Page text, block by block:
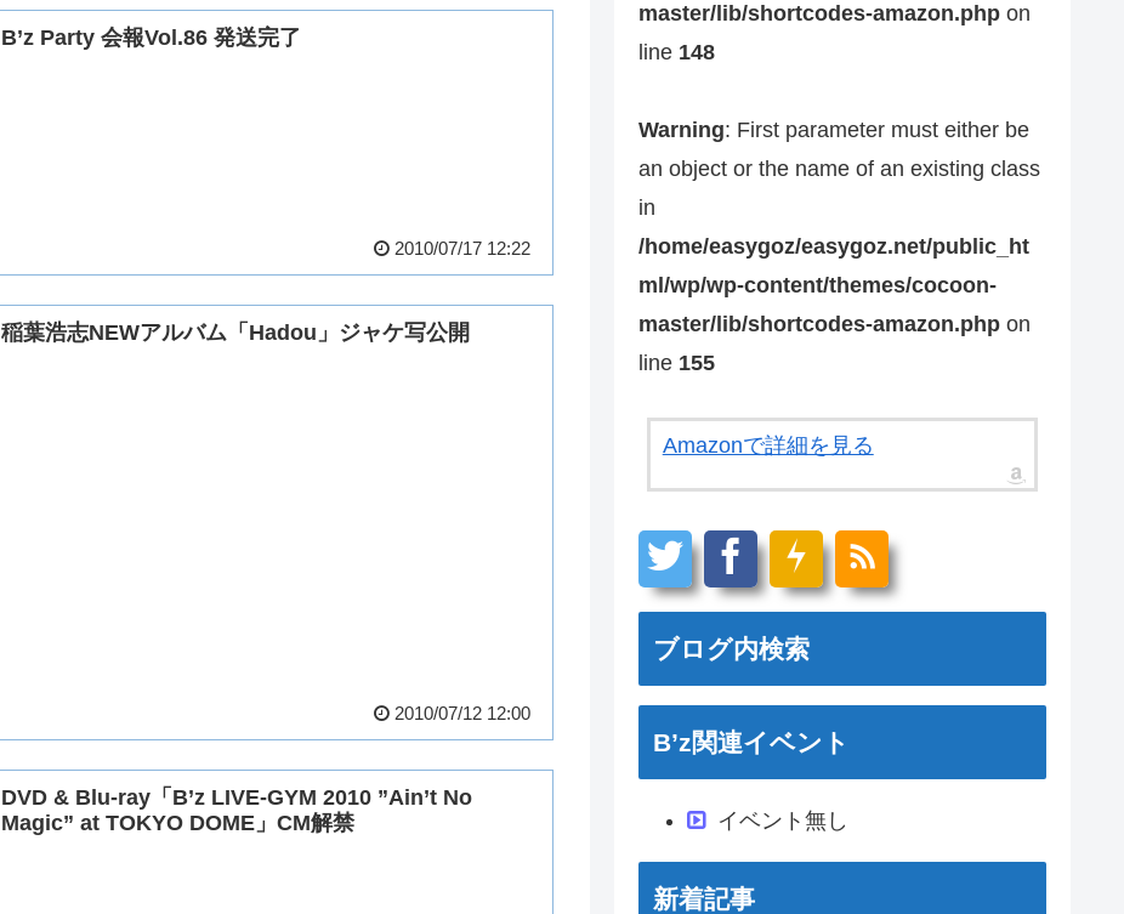
B’z Party 会報Vol.86 発送完了
2010/07/17 12:22
稲葉浩志NEWアルバム「Hadou」ジャケ写公開
2010/07/12 12:00
DVD & Blu-ray「B’z LIVE-GYM 2010 ”Ain’t No
Magic” at TOKYO DOME」CM解禁
master/lib/shortcodes-amazon.php on
line 148
Warning: First parameter must either be
an object or the name of an existing class
in
/home/easygoz/easygoz.net/public_ht
ml/wp/wp-content/themes/cocoon-
master/lib/shortcodes-amazon.php on
line 155
Amazonで詳細を見る
ブログ内検索
B’z関連イベント
イベント無し
新着記事